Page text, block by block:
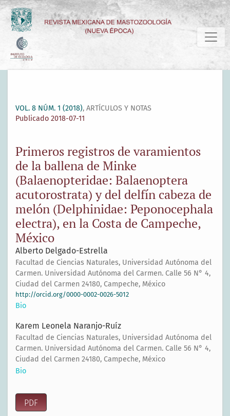
Primeros registros de varamientos de la ballena de Minke
VOL. 8 NÚM. 1 (2018), ARTÍCULOS Y NOTAS
Primeros registros de varamientos
de la ballena de Minke
(Balaenopteridae: Balaenoptera
acutorostrata) y del delfín cabeza de
melón (Delphinidae: Peponocephala
electra), en la Costa de Campeche,
México
Publicado 2018-07-11
Alberto Delgado-Estrella
Facultad de Ciencias Naturales, Universidad Autónoma del
Carmen. Universidad Autónoma del Carmen. Calle 56 N° 4,
Ciudad del Carmen 24180, Campeche, México
http://orcid.org/0000-0002-0026-5012
Bio
Karem Leonela Naranjo-Ruíz
Facultad de Ciencias Naturales, Universidad Autónoma del
Carmen. Universidad Autónoma del Carmen. Calle 56 N° 4,
Ciudad del Carmen 24180, Campeche, México
Bio
PDF